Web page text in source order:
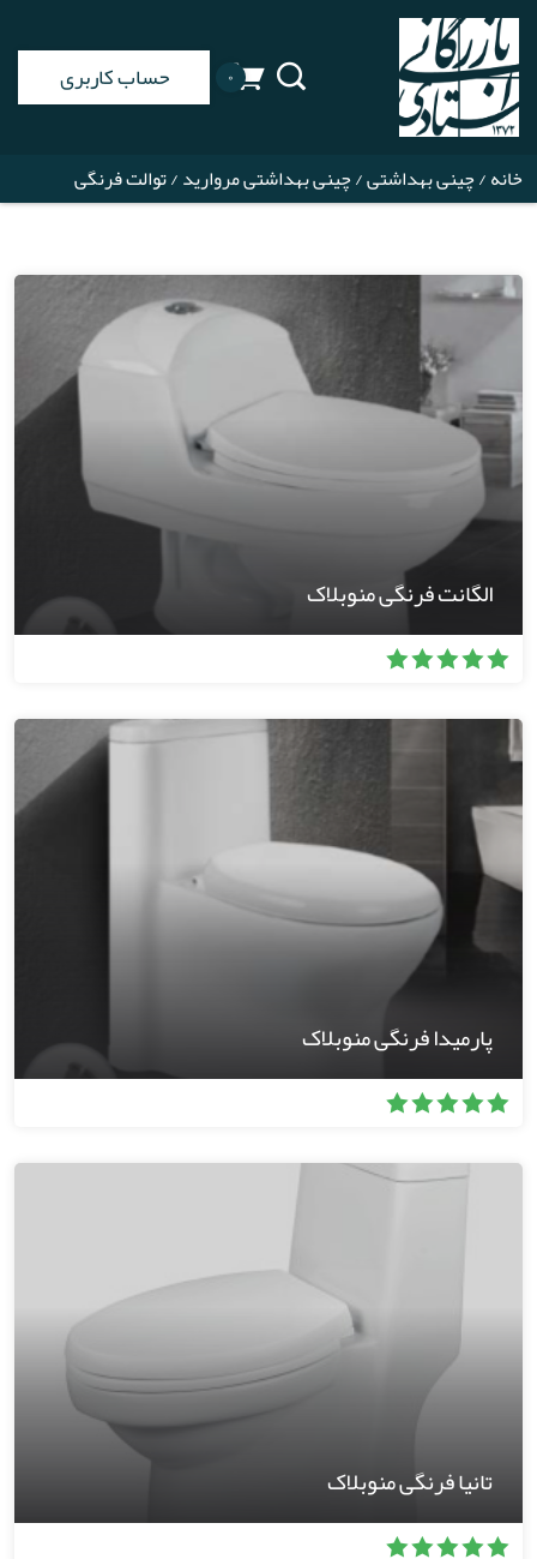
۰ حساب کاربری
خانه/چینی بهداشتی/چینی بهداشتی مروارید/ توالت فرنگی
الگانت فرنگی منوبلاک
پارمیدا فرنگی منوبلاک
تانیا فرنگی منوبلاک